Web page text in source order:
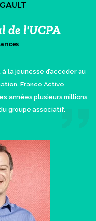
de l'UCPA
à la jeunesse d’accéder au
France Active
années plusieurs millions
groupe associatif.